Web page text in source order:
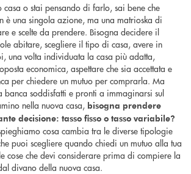
o stai pensando di farlo, sai bene che
è una singola azione, ma una matrioska di
e scelte da prendere. Bisogna decidere il
abitare, scegliere il tipo di casa, avere in
una volta individuata la casa più adatta,
economica, aspettare che sia accettata e
per chiedere un mutuo per comprarla. Ma
soddisfatti e pronti a immaginarsi sul
nella nuova casa, bisogna prendere
decisione: tasso fisso o tasso variabile?
cosa cambia tra le diverse tipologie
puoi scegliere quando chiedi un mutuo alla tua
cose che devi considerare prima di compiere la
divano della nuova casa.